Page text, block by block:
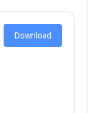
Download